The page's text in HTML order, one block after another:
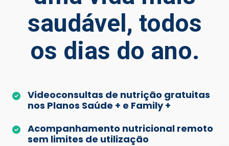
saudável, todos
os dias do ano.
Videoconsultas de nutrição gratuitas
nos Planos Saúde + e Family +
Acompanhamento nutricional remoto
sem limites de utilização